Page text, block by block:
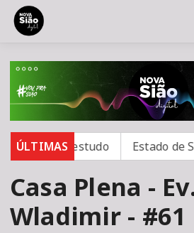
ÚLTIMAS
aponta estudo Estado de
Casa Plena -
Wladimir - #61